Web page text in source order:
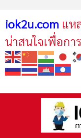
iok2u.com แห
น่าสนใจเพื่อกา